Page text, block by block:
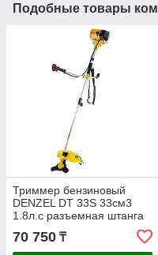
Подобные товары
Триммер бензиновый
DENZEL DT 33S 33см3
1.8л.с разъемная штанга
70 750 ₸